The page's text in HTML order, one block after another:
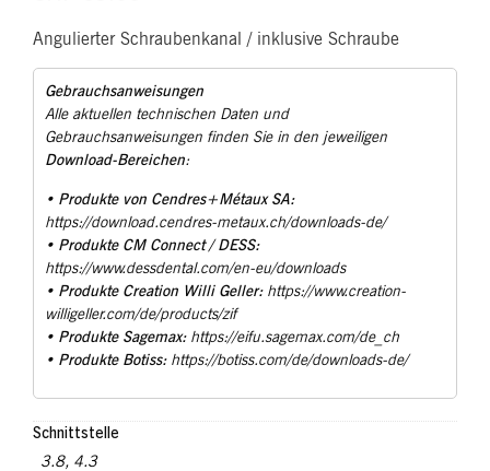
Angulierter Schraubenkanal / inklusive Schraube
Gebrauchsanweisungen
Alle aktuellen technischen Daten und
Gebrauchsanweisungen finden Sie in den jeweiligen
Download-Bereichen:
• Produkte von Cendres+Métaux SA:
https://download.cendres-metaux.ch/downloads-de/
• Produkte CM Connect / DESS:
https://www.dessdental.com/en-eu/downloads
• Produkte Creation Willi Geller: https://www.creation-
willigeller.com/de/products/zif
• Produkte Sagemax: https://eifu.sagemax.com/de_ch
• Produkte Botiss: https://botiss.com/de/downloads-de/
Schnittstelle
3.8, 4.3